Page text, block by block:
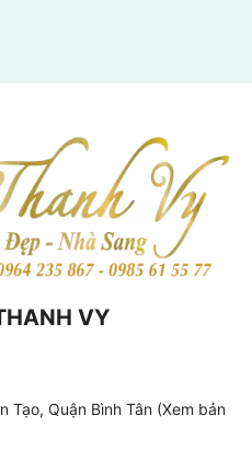
VY
Tạo, Quận Bình Tân (Xem bản